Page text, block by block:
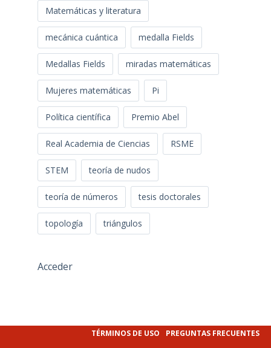
Matemáticas y literatura
mecánica cuántica medalla Fields
Medallas Fields miradas matemáticas
Mujeres matemáticas Pi
Política científica Premio Abel
Real Academia de Ciencias RSME
STEM teoría de nudos
teoría de números tesis doctorales
topología triángulos
Acceder
TÉRMINOS DE USO PREGUNTAS FRECUENTES